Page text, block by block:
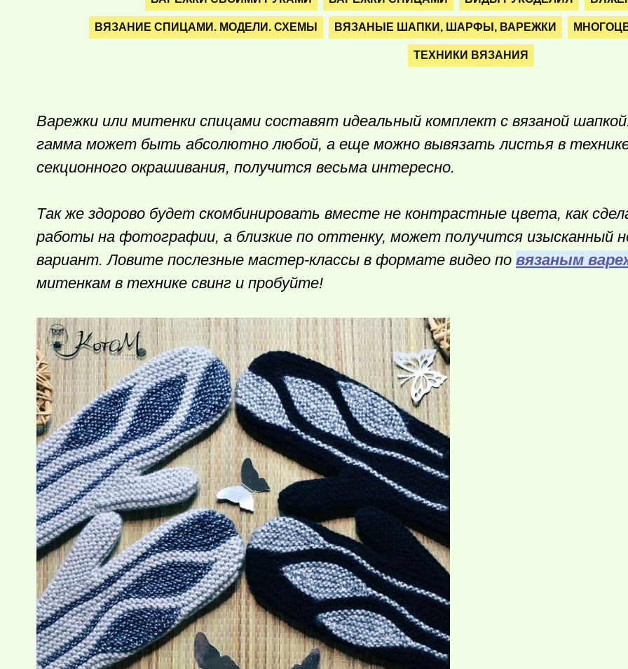
ВЯЗАНИЕ СПИЦАМИ. МОДЕЛИ. СХЕМЫ ВЯЗАНЫЕ ШАПКИ, ШАРФЫ, ВАРЕЖКИ
ТЕХНИКИ ВЯЗАНИЯ
Варежки или митенки спицами составят идеальный комплект с вязаной
гамма может быть абсолютно любой, а еще можно вывязать листья в
секционного окрашивания, получится весьма интересно.
Так же здорово будет скомбинировать вместе не контрастные цвета, как
работы на фотографии, а близкие по оттенку, может получится изысканный
вариант. Ловите послезные мастер-классы в формате видео по вязаным
митенкам в технике свинг и пробуйте!